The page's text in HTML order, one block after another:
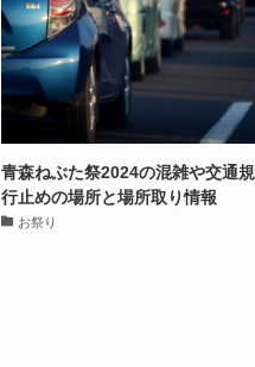
青森ねぶた祭2024の混雑や交通
行止めの場所と場所取り情報
お祭り